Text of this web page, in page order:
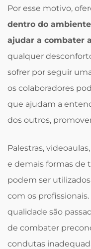
Por esse motivo,
dentro do
ajudar a combater
qualquer
sofrer por seguir
os colaboradores
que ajudam a
dos outros,
Palestras,
e demais formas de
podem ser
com os
qualidade são
de combater
condutas